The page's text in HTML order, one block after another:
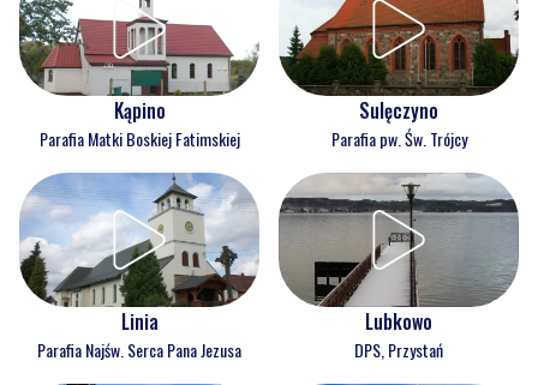
Kąpino
Parafia Matki Boskiej Fatimskiej
Sulęczyno
Parafia pw. Św. Trójcy
Linia
Parafia Najśw. Serca Pana Jezusa
Lubkowo
DPS, Przystań